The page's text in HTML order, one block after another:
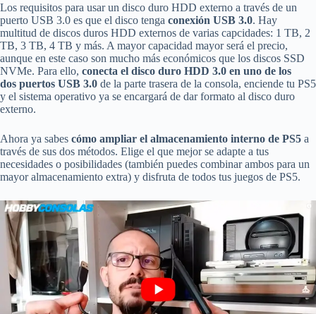
Los requisitos para usar un disco duro HDD externo a través de un
puerto USB 3.0 es que el disco tenga conexión USB 3.0. Hay
multitud de discos duros HDD externos de varias capcidades: 1 TB, 2
TB, 3 TB, 4 TB y más. A mayor capacidad mayor será el precio,
aunque en este caso son mucho más económicos que los discos SSD
NVMe. Para ello, conecta el disco duro HDD 3.0 en uno de los
dos puertos USB 3.0 de la parte trasera de la consola, enciende tu PS5
y el sistema operativo ya se encargará de dar formato al disco duro
externo.
Ahora ya sabes cómo ampliar el almacenamiento interno de PS5 a
través de sus dos métodos. Elige el que mejor se adapte a tus
necesidades o posibilidades (también puedes combinar ambos para un
mayor almacenamiento extra) y disfruta de todos tus juegos de PS5.